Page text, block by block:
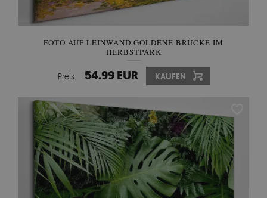
FOTO AUF LEINWAND GOLDENE BRÜCKE IM
HERBSTPARK
Preis: 54.99 EUR KAUFEN